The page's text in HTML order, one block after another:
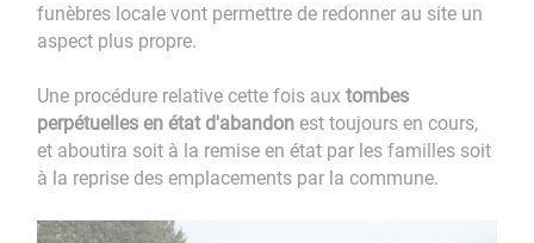
funèbres locale vont permettre de redonner au site un
aspect plus propre.
Une procédure relative cette fois auxtombes
perpétuelles en état d'abandon est toujours en cours,
et aboutira soit à la remise en état par les familles soit
à la reprise des emplacements par la commune.